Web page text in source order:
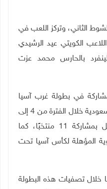
الثاني، وتركز اللعب في
الكويتي عيد الرشيدي
بالحارس محمد عزت
في بطولة غرب آسيا
تحت 23 عامًا التي تستضيفها السعودية خلال الفترة من 4 إلى
12 تشرين الأول/ أكتوبر المقبل بمشاركة 11 منتخبًا، كما
المؤهلة لكأس آسيا تحت
خلال تصفيات هذه البطولة